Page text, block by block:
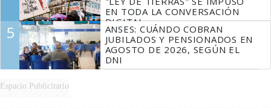
EN TODA LA CONVERSACIÓN
DIGITAL
5
ANSES: CUÁNDO COBRAN
JUBILADOS Y PENSIONADOS EN
AGOSTO DE 2026, SEGÚN EL
DNI
Espacio Publicitario